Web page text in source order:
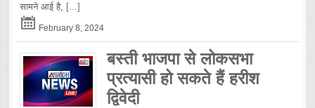
सामने आई है, [...]
February 8, 2024
बस्ती भाजपा से लोकसभा
प्रत्यासी हो सकते हैं हरीश
द्विवेदी